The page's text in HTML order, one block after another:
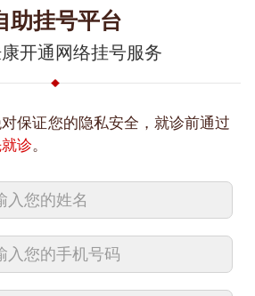
助挂号平台
开通网络挂号服务
保证您的隐私安全，就诊前通过
诊。